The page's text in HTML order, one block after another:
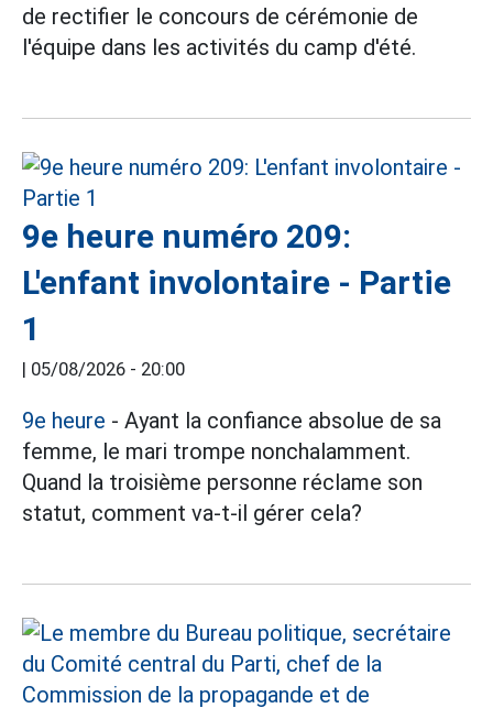
de rectifier le concours de cérémonie de
l'équipe dans les activités du camp d'été.
9e heure numéro 209:
L'enfant involontaire - Partie
1
| 05/08/2026 - 20:00
9e heure - Ayant la confiance absolue de sa
femme, le mari trompe nonchalamment.
Quand la troisième personne réclame son
statut, comment va-t-il gérer cela?